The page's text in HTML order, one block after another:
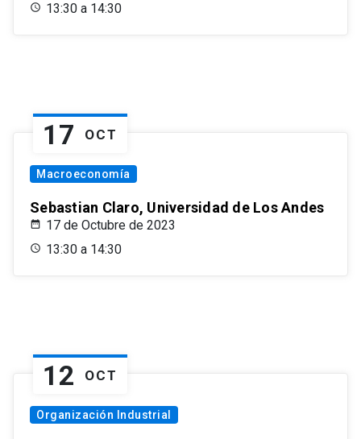
13:30 a 14:30
17 OCT
Macroeconomía
Sebastian Claro, Universidad de Los Andes
17 de Octubre de 2023
13:30 a 14:30
12 OCT
Organización Industrial